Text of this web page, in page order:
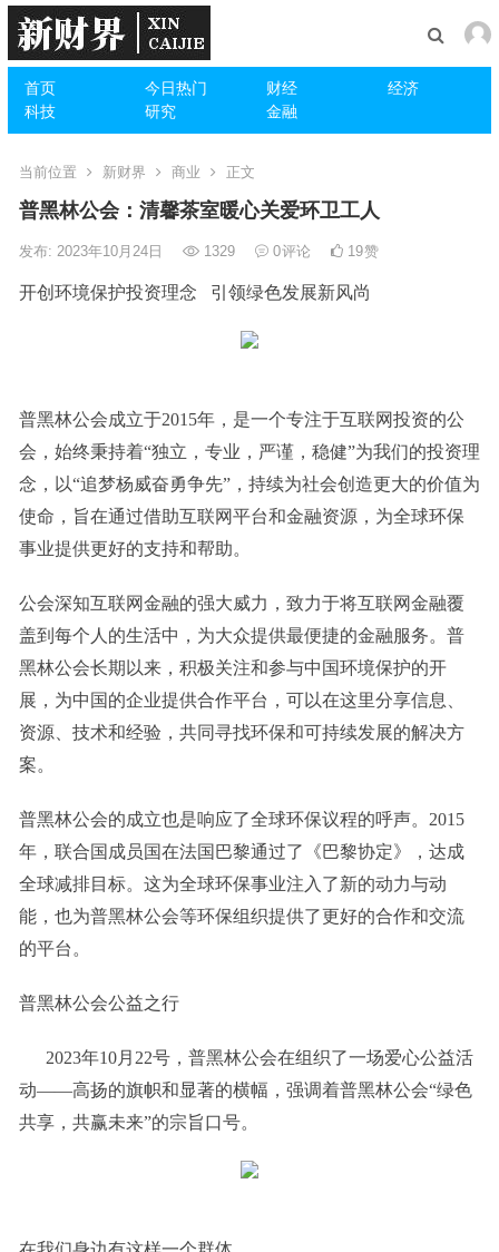
首页 今日热门 财经
经济
科技
研究 金融
当前位置 新财界 商业 正文
普黑林公会：清馨茶室暖心关爱环卫工人
发布: 2023年10月24日 1329 0评论 19赞
开创环境保护投资理念 引领绿色发展新风尚
普黑林公会成立于2015年，是一个专注于互联网投资的公
会，始终秉持着“独立，专业，严谨，稳健”为我们的投资理
念，以“追梦杨威奋勇争先”，持续为社会创造更大的价值为
使命，旨在通过借助互联网平台和金融资源，为全球环保
事业提供更好的支持和帮助。
公会深知互联网金融的强大威力，致力于将互联网金融覆
盖到每个人的生活中，为大众提供最便捷的金融服务。普
黑林公会长期以来，积极关注和参与中国环境保护的开
展，为中国的企业提供合作平台，可以在这里分享信息、
资源、技术和经验，共同寻找环保和可持续发展的解决方
案。
普黑林公会的成立也是响应了全球环保议程的呼声。2015
年，联合国成员国在法国巴黎通过了《巴黎协定》，达成
全球减排目标。这为全球环保事业注入了新的动力与动
能，也为普黑林公会等环保组织提供了更好的合作和交流
的平台。
普黑林公会公益之行
2023年10月22号，普黑林公会在组织了一场爱心公益活
动——高扬的旗帜和显著的横幅，强调着普黑林公会“绿色
共享，共赢未来”的宗旨口号。